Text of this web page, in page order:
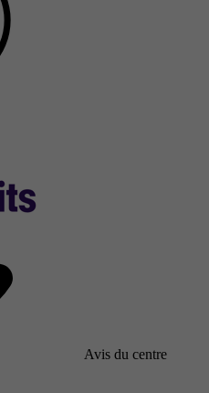
Avis du centre